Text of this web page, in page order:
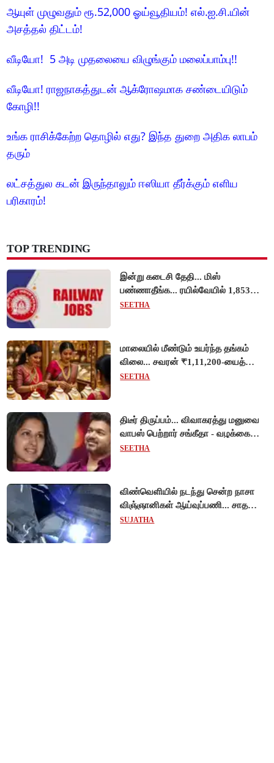
ஆயுள் முழுவதும் ரூ.52,000 ஓய்வூதியம்! எல்.ஐ.சி.யின்
அசத்தல் திட்டம்!
வீடியோ! 5 அடி முதலையை விழுங்கும் மலைப்பாம்பு!!
வீடியோ! ராஜநாகத்துடன் ஆக்ரோஷமாக சண்டையிடும்
கோழி!!
உங்க ராசிக்கேற்ற தொழில் எது? இந்த துறை அதிக லாபம்
தரும்
லட்சத்துல கடன் இருந்தாலும் ஈஸியா தீர்க்கும் எளிய
பரிகாரம்!
TOP TRENDING
இன்று கடைசி தேதி... மிஸ்
பண்ணாதீங்க... ரயில்வேயில் 1,853
அப்ரண்டிஸ் பணியிடங்களுக்கு
SEETHA
மாலையில் மீண்டும் உயர்ந்த தங்கம்
விலை... சவரன் ₹1,11,200-யைத்
தொட்டது!
SEETHA
திடீர் திருப்பம்... விவாகரத்து மனுவை
வாபஸ் பெற்றார் சங்கீதா - வழக்கை
முடித்து வைத்தது செங்கல்பட்டு
SEETHA
விண்வெளியில் நடந்து சென்ற நாசா
விஞ்ஞானிகள் ஆய்வுப்பணி... சாதனை
!
SUJATHA